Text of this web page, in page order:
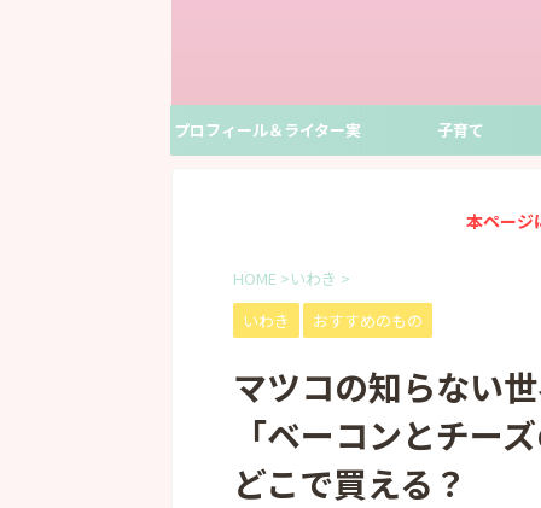
プロフィール＆ライター実 子育て
本ページ
HOME >いわき >
いわき
おすすめのもの
マツコの知らない
「ベーコンとチー
どこで買える？